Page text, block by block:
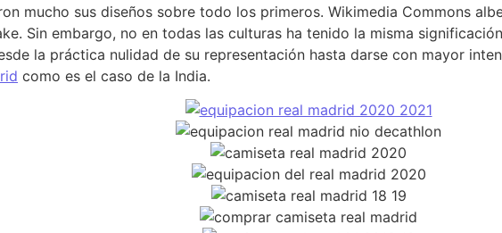
mucho sus diseños sobre todo los primeros. Wikimedia Commons
Sin embargo, no en todas las culturas ha tenido la misma
la práctica nulidad de su representación hasta darse con mayor
como es el caso de la India.